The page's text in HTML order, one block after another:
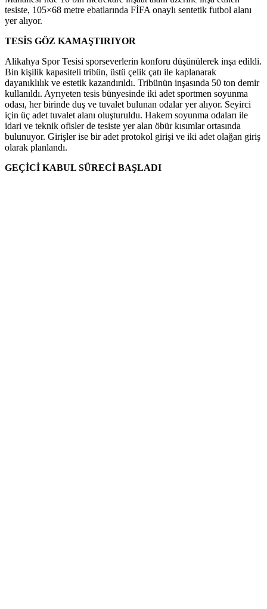
tesiste, 105×68 metre ebatlarında FİFA onaylı sentetik futbol alanı
yer alıyor.
TESİS GÖZ KAMAŞTIRIYOR
Alikahya Spor Tesisi sporseverlerin konforu düşünülerek inşa edildi.
Bin kişilik kapasiteli tribün, üstü çelik çatı ile kaplanarak
dayanıklılık ve estetik kazandırıldı. Tribünün inşasında 50 ton demir
kullanıldı. Ayrıyeten tesis bünyesinde iki adet sportmen soyunma
odası, her birinde duş ve tuvalet bulunan odalar yer alıyor. Seyirci
için üç adet tuvalet alanı oluşturuldu. Hakem soyunma odaları ile
idari ve teknik ofisler de tesiste yer alan öbür kısımlar ortasında
bulunuyor. Girişler ise bir adet protokol girişi ve iki adet olağan giriş
olarak planlandı.
GEÇİCİ KABUL SÜRECİ BAŞLADI